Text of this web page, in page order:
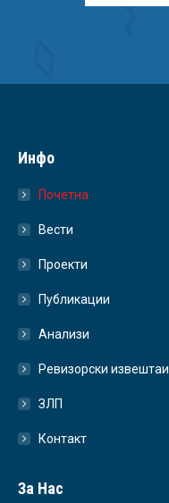
Инфо
Почетна
Вести
Проекти
Публикации
Анализи
Ревизорски извештаи
ЗЛП
Контакт
За Нас